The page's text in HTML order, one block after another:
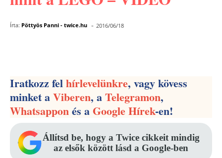
Írta: Pöttyös Panni - twice.hu - 2016/06/18
Iratkozz felhírlevelünkre, vagy kövess
minket aViberen, aTelegramon,
Whatsapponés aGoogle Hírek-en!
Állítsd be, hogy a Twice cikkeit mindig
az elsők között lásd a Google-ben